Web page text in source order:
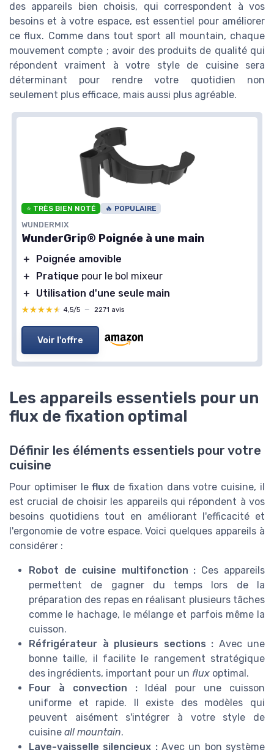
des appareils bien choisis, qui correspondent à vos
besoins et à votre espace, est essentiel pour améliorer
ce flux. Comme dans tout sport all mountain, chaque
mouvement compte ; avoir des produits de qualité qui
répondent vraiment à votre style de cuisine sera
déterminant pour rendre votre quotidien non
seulement plus efficace, mais aussi plus agréable.
⭐ TRÈS BIEN NOTÉ 🔥 POPULAIRE
WUNDERMIX
WunderGrip® Poignée à une main
＋
Poignée amovible
＋
Pratique pour le bol mixeur
＋
Utilisation d'une seule main
★★★★★
★★★★★ 4,5/5 — 2271 avis
Voir l'offre
Les appareils essentiels pour un
flux de fixation optimal
Définir les éléments essentiels pour votre
cuisine
Pour optimiser leflux de fixation dans votre cuisine, il
est crucial de choisir les appareils qui répondent à vos
besoins quotidiens tout en améliorant l'efficacité et
l'ergonomie de votre espace. Voici quelques appareils à
considérer :
Robot de cuisine multifonction : Ces appareils
permettent de gagner du temps lors de la
préparation des repas en réalisant plusieurs tâches
comme le hachage, le mélange et parfois même la
cuisson.
Réfrigérateur à plusieurs sections : Avec une
bonne taille, il facilite le rangement stratégique
des ingrédients, important pour un flux optimal.
Four à convection :Idéal pour une cuisson
uniforme et rapide. Il existe des modèles qui
peuvent aisément s'intégrer à votre style de
cuisine all mountain.
Lave-vaisselle silencieux :Avec un bon système